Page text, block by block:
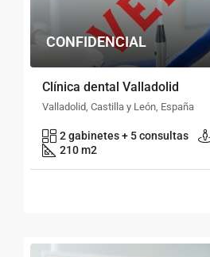
CONFIDENCIAL
Clínica dental Valladolid
Valladolid, Castilla y León, España
2 gabinetes + 5 consultas
210 m2